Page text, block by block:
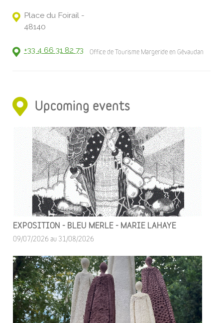
Place du Foirail -
48140
+33 4 66 31 82 73 Office de Tourisme Margeride en Gévaudan
Upcoming events
EXPOSITION - BLEU MERLE - MARIE LAHAYE
09/07/2026 au 31/08/2026